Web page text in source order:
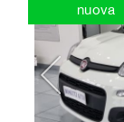
nuova